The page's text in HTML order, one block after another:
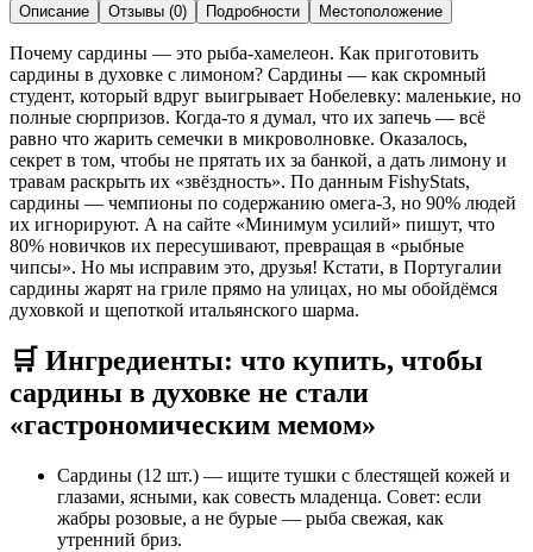
Описание Отзывы (0) Подробности Местоположение
Почему сардины — это рыба-хамелеон. Как приготовить
сардины в духовке с лимоном? Сардины — как скромный
студент, который вдруг выигрывает Нобелевку: маленькие, но
полные сюрпризов. Когда-то я думал, что их запечь — всё
равно что жарить семечки в микроволновке. Оказалось,
секрет в том, чтобы не прятать их за банкой, а дать лимону и
травам раскрыть их «звёздность». По данным FishyStats,
сардины — чемпионы по содержанию омега-3, но 90% людей
их игнорируют. А на сайте «Минимум усилий» пишут, что
80% новичков их пересушивают, превращая в «рыбные
чипсы». Но мы исправим это, друзья! Кстати, в Португалии
сардины жарят на гриле прямо на улицах, но мы обойдёмся
духовкой и щепоткой итальянского шарма.
🛒 Ингредиенты: что купить, чтобы
сардины в духовке не стали
«гастрономическим мемом»
Сардины (12 шт.) — ищите тушки с блестящей кожей и
глазами, ясными, как совесть младенца. Совет: если
жабры розовые, а не бурые — рыба свежая, как
утренний бриз.